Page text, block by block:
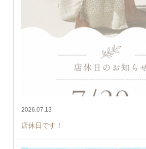
2026.07.13
店休日です！